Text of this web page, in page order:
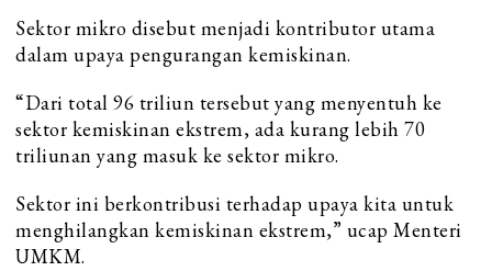
Sektor mikro disebut menjadi kontributor utama
dalam upaya pengurangan kemiskinan.
“Dari total 96 triliun tersebut yang menyentuh ke
sektor kemiskinan ekstrem, ada kurang lebih 70
triliunan yang masuk ke sektor mikro.
Sektor ini berkontribusi terhadap upaya kita untuk
menghilangkan kemiskinan ekstrem,” ucap Menteri
UMKM.